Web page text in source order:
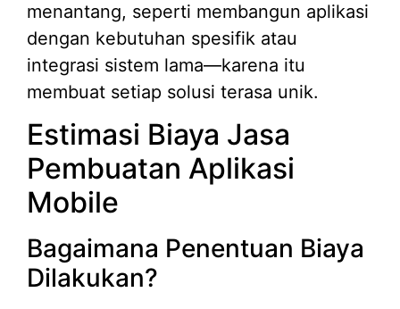
menantang, seperti membangun aplikasi
dengan kebutuhan spesifik atau
integrasi sistem lama—karena itu
membuat setiap solusi terasa unik.
Estimasi Biaya Jasa
Pembuatan Aplikasi
Mobile
Bagaimana Penentuan Biaya
Dilakukan?